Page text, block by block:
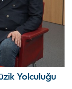
Yolculuğu